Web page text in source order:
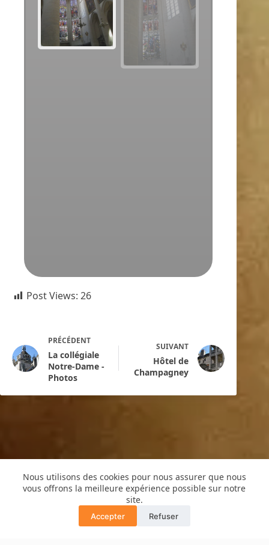
Nous utilisons des cookies pour nous assurer que nous
vous offrons la meilleure expérience possible sur notre
site.
Accepter Refuser
Post Views: 26
PRÉCÉDENT
La collégiale
Notre-Dame -
Photos
SUIVANT
Hôtel de
Champagney
Copyright © 2016 -Cyril de Grivel
PLAN DU SITE
MENTIONS LÉGALES
POLITIQUE CONFIDENTIALITÉ